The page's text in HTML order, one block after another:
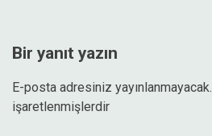
Bir yanıt yazın
E-posta adresiniz yayınlanmayacak.
işaretlenmişlerdir